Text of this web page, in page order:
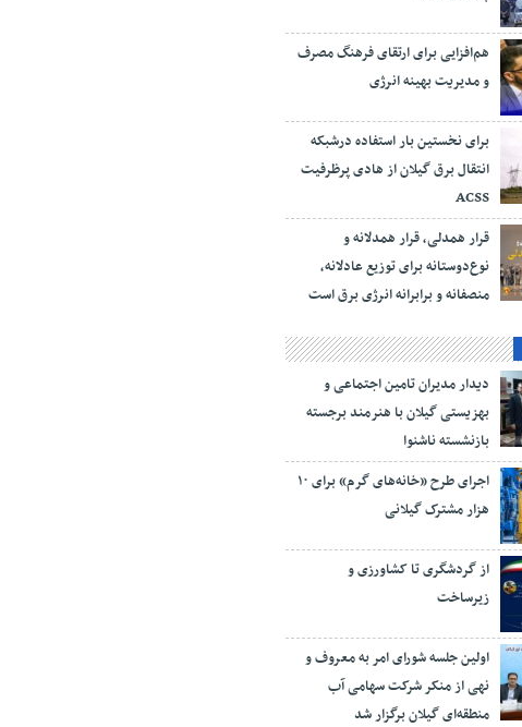
هم‌افزایی برای ارتقای فرهنگ مصرف
و مدیریت بهینه انرژی
برای نخستین بار استفاده درشبکه
انتقال برق گیلان از هادی پرظرفیت
ACSS
قرار همدلی، قرار همدلانه و
نوع‌دوستانه برای توزیع عادلانه،
منصفانه و برابرانه انرژی برق است
دیدار مدیران تامین اجتماعی و
بهزیستی گیلان با هنرمند برجسته
بازنشسته ناشنوا
اجرای طرح «خانه‌های گرم» برای ۱۰
هزار مشترک گیلانی
از گردشگری تا کشاورزی و
زیرساخت
اولین جلسه شورای امر به معروف و
نهی از منکر شرکت سهامی آب
منطقه‌ای گیلان برگزار شد